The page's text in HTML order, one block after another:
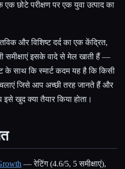
छोटे परीक्षण पर एक युवा उत्पाद का
और विशिष्ट दर्द का एक केंद्रित,
समीक्षाएं इसके वादे से मेल खाती हैं —
के साथ कि स्मार्ट कदम यह है कि किसी
जिसे आप अच्छी तरह जानते हैं और
खुद क्या तैयार किया होता।
— रेटिंग (4.6/5, 5 समीक्षाएं),